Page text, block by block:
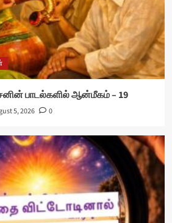
பாடல்களில் ஆன்மீகம் – 19
5, 2026 0